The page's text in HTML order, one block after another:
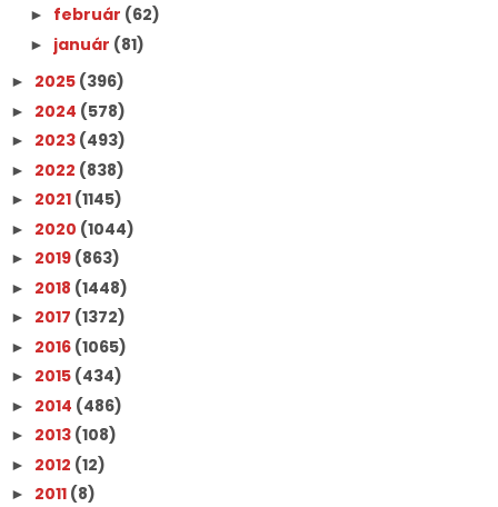
► február (62)
► január (81)
► 2025 (396)
► 2024 (578)
► 2023 (493)
► 2022 (838)
► 2021 (1145)
► 2020 (1044)
► 2019 (863)
► 2018 (1448)
► 2017 (1372)
► 2016 (1065)
► 2015 (434)
► 2014 (486)
► 2013 (108)
► 2012 (12)
► 2011 (8)